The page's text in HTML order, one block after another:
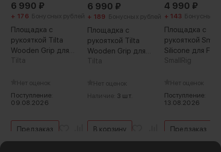
6 990 ₽
+ 176 Бонусных рублей
Площадка с
рукояткой Tilta
Wooden Grip для
Sigma BF Серебро
Tilta
Нет оценок
Поступление:
09.08.2026
Предзаказ
6 990 ₽
+ 189 Бонусных рублей
Площадка с
рукояткой Tilta
Wooden Grip для
Sigma BF Чёрная
Tilta
Нет оценок
Наличие: 3 шт.
В корзину
4 990 ₽
+ 143 Бонусных
Площадка с
рукояткой
Silicone для
X100VI / X100V
SmallRig
Нет оценок
Поступление:
13.08.2026
Предзаказ